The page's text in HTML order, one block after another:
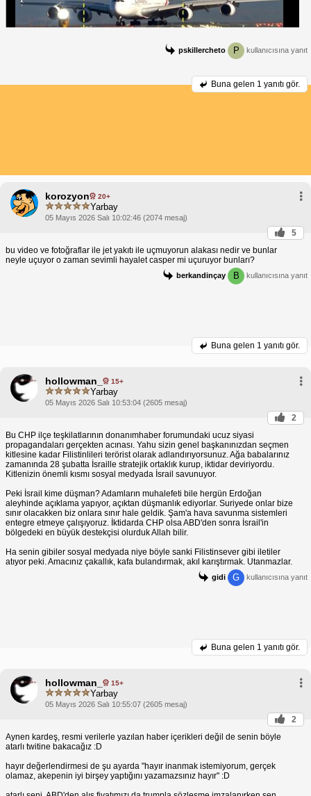
pskillercheto P kullanıcısına yanıt
Buna gelen 1 yanıtı gör.
korozyon 20+
Yarbay
05 Mayıs 2026 Salı 10:02:46 (2074 mesaj)
5
bu video ve fotoğraflar ile jet yakıtı ile uçmuyorun alakası nedir ve bunlar
neyle uçuyor o zaman sevimli hayalet casper mi uçuruyor bunları?
berkandinçay B kullanıcısına yanıt
Buna gelen 1 yanıtı gör.
hollowman_ 15+
Yarbay
05 Mayıs 2026 Salı 10:53:04 (2605 mesaj)
2
Bu CHP ilçe teşkilatlarının donanımhaber forumundaki ucuz siyasi
propagandaları gerçekten acınası. Yahu sizin genel başkanınızdan seçmen
kitlesine kadar Filistinlileri terörist olarak adlandırıyorsunuz. Ağa babalarınız
zamanında 28 şubatta İsraille stratejik ortaklık kurup, iktidar deviriyordu.
Kitlenizin önemli kısmı sosyal medyada İsrail savunuyor.
Peki İsrail kime düşman? Adamların muhalefeti bile hergün Erdoğan
aleyhinde açıklama yapıyor, açıktan düşmanlık ediyorlar. Suriyede onlar bize
sınır olacakken biz onlara sınır hale geldik. Şam'a hava savunma sistemleri
entegre etmeye çalışıyoruz. İktidarda CHP olsa ABD'den sonra İsrail'in
bölgedeki en büyük destekçisi olurduk Allah bilir.
Ha senin gibiler sosyal medyada niye böyle sanki Filistinsever gibi iletiler
atıyor peki. Amacınız çakallık, kafa bulandırmak, akıl karıştırmak. Utanmazlar.
gidi G kullanıcısına yanıt
Buna gelen 1 yanıtı gör.
hollowman_ 15+
Yarbay
05 Mayıs 2026 Salı 10:55:07 (2605 mesaj)
2
Aynen kardeş, resmi verilerle yazılan haber içerikleri değil de senin böyle
atarlı twitine bakacağız :D
hayır değerlendirmesi de şu ayarda "hayır inanmak istemiyorum, gerçek
olamaz, akepenin iyi birşey yaptığını yazamazsınız hayır" :D